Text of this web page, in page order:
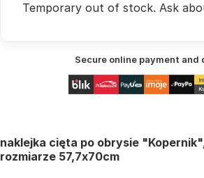
Temporary out of stock. Ask
Secure online payment and
naklejka cięta po obrysie
rozmiarze 57,7x70cm